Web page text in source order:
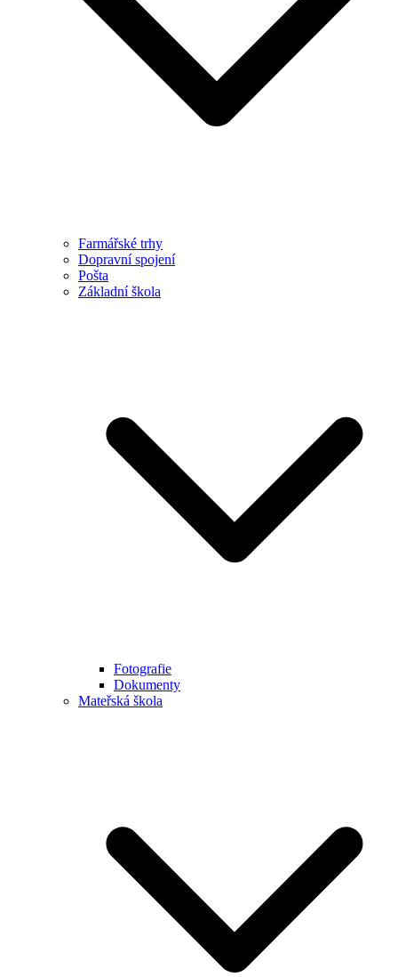
Farmářské trhy
Dopravní spojení
Pošta
Základní škola
Fotografie
Dokumenty
Mateřská škola